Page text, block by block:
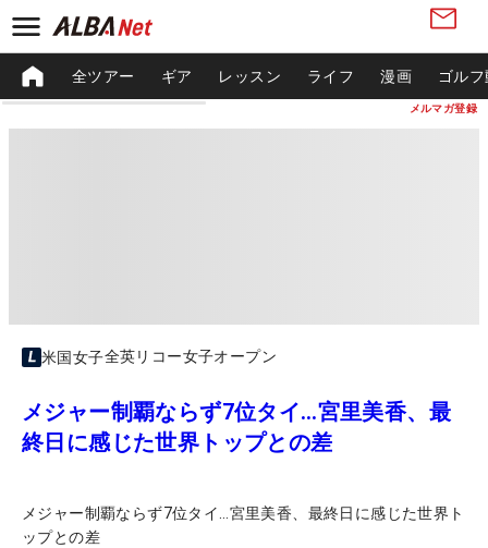
メルマガ登録
全ツアー ギア レッスン ライフ 漫画 ゴル
米国女子全英リコー女子オープン
メジャー制覇ならず7位タイ…宮里美香、最
終日に感じた世界トップとの差
メジャー制覇ならず7位タイ…宮里美香、最終日に感じた世界ト
ップとの差